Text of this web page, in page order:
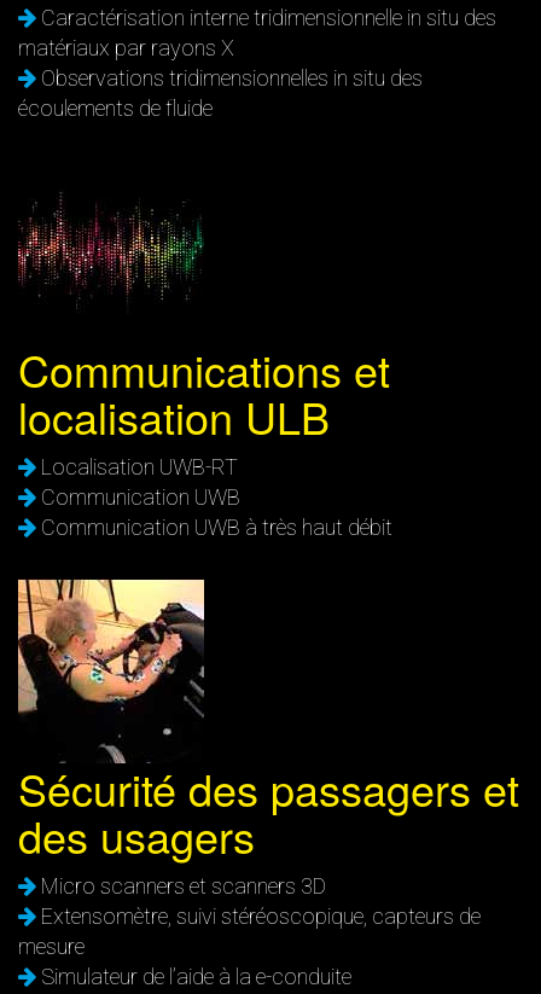
Caractérisation interne tridimensionnelle in situ des
matériaux par rayons X
Observations tridimensionnelles in situ des
écoulements de fluide
Communications et
localisation ULB
Localisation UWB-RT
Communication UWB
Communication UWB à très haut débit
Sécurité des passagers et
des usagers
Micro scanners et scanners 3D
Extensomètre, suivi stéréoscopique, capteurs de
mesure
Simulateur de l’aide à la e-conduite